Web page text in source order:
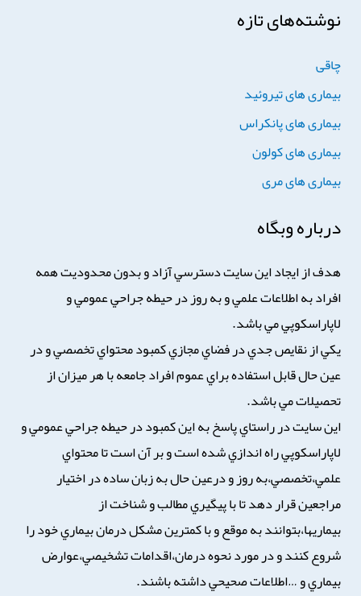
نوشته‌های تازه
چاقی
بیماری های تیروئید
بیماری های پانکراس
بیماری های کولون
بیماری های مری
درباره وبگاه
هدف از ايجاد اين سايت دسترسي آزاد و بدون محدوديت همه
افراد به اطلاعات علمي و به روز در حيطه جراحي عمومي و
لاپاراسكوپي مي باشد.
يكي از نقايص جدي در فضاي مجازي كمبود محتواي تخصصي و در
عين حال قابل استفاده براي عموم افراد جامعه با هر ميزان از
تحصيلات مي باشد.
اين سايت در راستاي پاسخ به اين كمبود در حيطه جراحي عمومي و
لاپاراسكوپي راه اندازي شده است و بر آن است تا محتواي
علمي،تخصصي،به روز و درعين حال به زبان ساده در اختيار
مراجعين قرار دهد تا با پيگيري مطالب و شناخت از
بيماريها،بتوانند به موقع و با كمترين مشكل درمان بيماري خود را
شروع كنند و در مورد نحوه درمان،اقدامات تشخيصي،عوارض
بيماري و …اطلاعات صحيحي داشته باشند.